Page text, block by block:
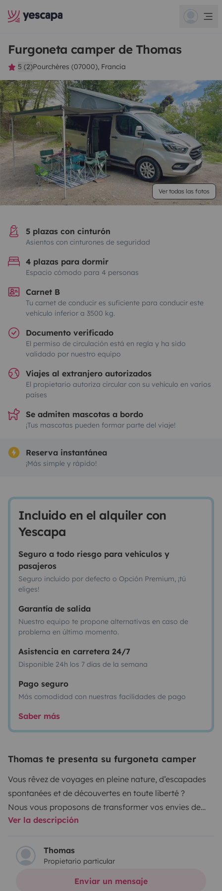
Furgoneta camper de Thomas
5 (2)Pourchères (07000), Francia
Ver todas las fotos
5 plazas con cinturón
Asientos con cinturones de seguridad
4 plazas para dormir
Espacio cómodo para 4 personas
Carnet B
Tu carnet de conducir es suficiente para conducir este
vehículo inferior a 3500 kg.
Documento verificado
El permiso de circulación está en regla y ha sido
validado por nuestro equipo
Viajes al extranjero autorizados
El propietario autoriza circular con su vehículo en varios
países
Se admiten mascotas a bordo
¡Tus mascotas pueden formar parte del viaje!
Reserva instantánea
¡Más simple y rápido!
Incluido en el alquiler con
Yescapa
Seguro a todo riesgo para vehículos y
pasajeros
Seguro incluido por defecto o Opción Premium, ¡tú
eliges!
Garantía de salida
Nuestro equipo te propone alternativas en caso de
problema en último momento.
Asistencia en carretera 24/7
Disponible 24h los 7 días de la semana
Pago seguro
Más comodidad con nuestras facilidades de pago
Saber más
Thomas te presenta su furgoneta camper
Vous rêvez de voyages en pleine nature, d’escapades
spontanées et de découvertes en toute liberté ?
Nous vous proposons de transformer vos envies de
road-trip en réalité !!
la version grand format adapté au famille nombreuse
avec un espace intérieur optimisé, une cuisine
complète pour plus d’autonomie, une salle de bain
Ver la descripción
Thomas
Propietario particular
Enviar un mensaje